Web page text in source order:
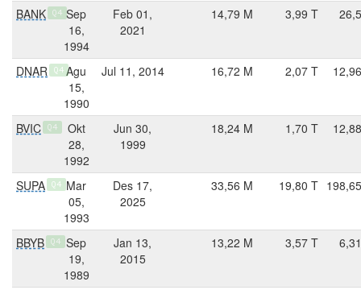
BANK Q4 Sep
16,
1994
Feb 01,
2021
14,79 M 3,99 T
DNAR Q4 Agu
15,
1990
Jul 11, 2014 16,72 M 2,07 T
BVIC Q4
Okt
28,
1992
Jun 30,
1999
18,24 M 1,70 T
SUPA Q4
Mar
05,
1993
Des 17,
2025
33,56 M 19,80 T
BBYB Q4
Sep
19,
1989
Jan 13,
2015
13,22 M 3,57 T